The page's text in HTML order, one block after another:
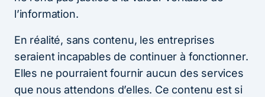
l’information.
En réalité, sans contenu, les entreprises
seraient incapables de continuer à fonctionner.
Elles ne pourraient fournir aucun des services
que nous attendons d’elles. Ce contenu est si